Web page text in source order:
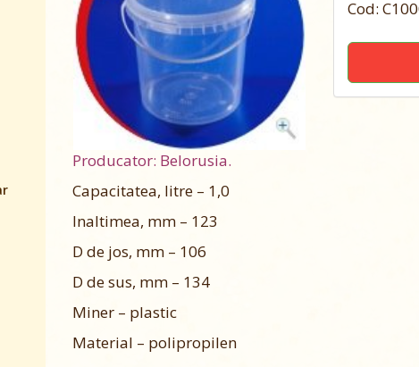
Cod:
Producator: Belorusia.
Capacitatea, litre – 1,0
Inaltimea, mm – 123
D de jos, mm – 106
D de sus, mm – 134
Miner – plastic
Material – polipropilen